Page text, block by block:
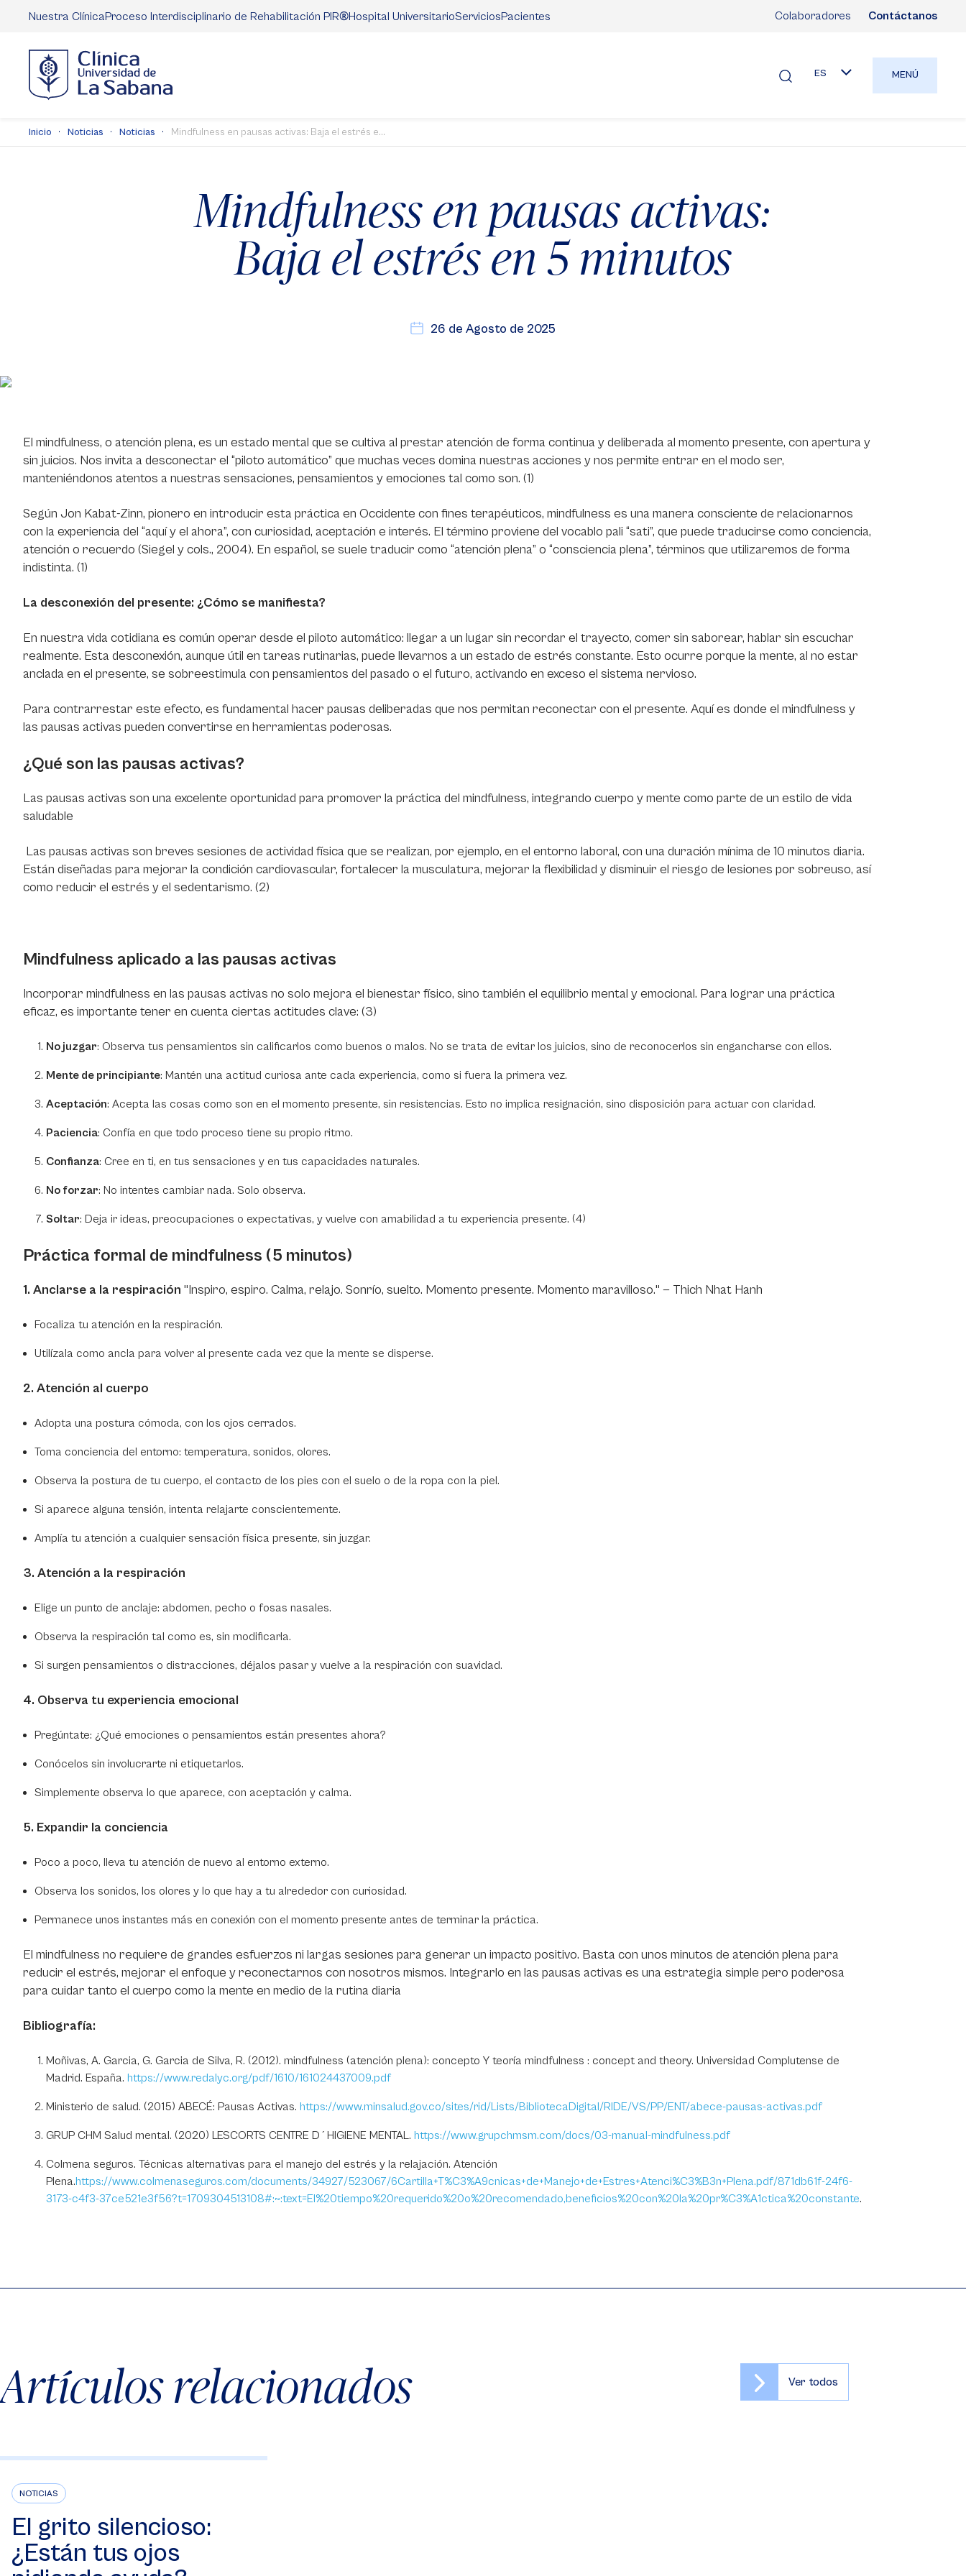
Nuestra ClínicaProceso Interdisciplinario de Rehabilitación PIR®Hospital UniversitarioServiciosPacientes Colaboradores Contáctanos
ES MENÚ
Inicio Noticias Noticias Mindfulness en pausas activas: Baja el estrés e...
Mindfulness en pausas activas:
Baja el estrés en 5 minutos
26 de Agosto de 2025
El mindfulness, o atención plena, es un estado mental que se cultiva al prestar atención de forma continua y deliberada al momento presente, con apertura y
sin juicios. Nos invita a desconectar el “piloto automático” que muchas veces domina nuestras acciones y nos permite entrar en el modo ser,
manteniéndonos atentos a nuestras sensaciones, pensamientos y emociones tal como son. (1)
Según Jon Kabat-Zinn, pionero en introducir esta práctica en Occidente con fines terapéuticos, mindfulness es una manera consciente de relacionarnos
con la experiencia del “aquí y el ahora”, con curiosidad, aceptación e interés. El término proviene del vocablo pali “sati”, que puede traducirse como conciencia,
atención o recuerdo (Siegel y cols., 2004). En español, se suele traducir como “atención plena” o “consciencia plena”, términos que utilizaremos de forma
indistinta. (1)
La desconexión del presente: ¿Cómo se manifiesta?
En nuestra vida cotidiana es común operar desde el piloto automático: llegar a un lugar sin recordar el trayecto, comer sin saborear, hablar sin escuchar
realmente. Esta desconexión, aunque útil en tareas rutinarias, puede llevarnos a un estado de estrés constante. Esto ocurre porque la mente, al no estar
anclada en el presente, se sobreestimula con pensamientos del pasado o el futuro, activando en exceso el sistema nervioso.
Para contrarrestar este efecto, es fundamental hacer pausas deliberadas que nos permitan reconectar con el presente. Aquí es donde el mindfulness y
las pausas activas pueden convertirse en herramientas poderosas.
¿Qué son las pausas activas?
Las pausas activas son una excelente oportunidad para promover la práctica del mindfulness, integrando cuerpo y mente como parte de un estilo de vida
saludable
Las pausas activas son breves sesiones de actividad física que se realizan, por ejemplo, en el entorno laboral, con una duración mínima de 10 minutos diaria.
Están diseñadas para mejorar la condición cardiovascular, fortalecer la musculatura, mejorar la flexibilidad y disminuir el riesgo de lesiones por sobreuso, así
como reducir el estrés y el sedentarismo. (2)
Mindfulness aplicado a las pausas activas
Incorporar mindfulness en las pausas activas no solo mejora el bienestar físico, sino también el equilibrio mental y emocional. Para lograr una práctica
eficaz, es importante tener en cuenta ciertas actitudes clave: (3)
No juzgar: Observa tus pensamientos sin calificarlos como buenos o malos. No se trata de evitar los juicios, sino de reconocerlos sin engancharse con ellos.
Mente de principiante: Mantén una actitud curiosa ante cada experiencia, como si fuera la primera vez.
Aceptación: Acepta las cosas como son en el momento presente, sin resistencias. Esto no implica resignación, sino disposición para actuar con claridad.
Paciencia: Confía en que todo proceso tiene su propio ritmo.
Confianza: Cree en ti, en tus sensaciones y en tus capacidades naturales.
No forzar: No intentes cambiar nada. Solo observa.
Soltar: Deja ir ideas, preocupaciones o expectativas, y vuelve con amabilidad a tu experiencia presente. (4)
Práctica formal de mindfulness (5 minutos)
1. Anclarse a la respiración "Inspiro, espiro. Calma, relajo. Sonrío, suelto. Momento presente. Momento maravilloso." — Thich Nhat Hanh
Focaliza tu atención en la respiración.
Utilízala como ancla para volver al presente cada vez que la mente se disperse.
2. Atención al cuerpo
Adopta una postura cómoda, con los ojos cerrados.
Toma conciencia del entorno: temperatura, sonidos, olores.
Observa la postura de tu cuerpo, el contacto de los pies con el suelo o de la ropa con la piel.
Si aparece alguna tensión, intenta relajarte conscientemente.
Amplía tu atención a cualquier sensación física presente, sin juzgar.
3. Atención a la respiración
Elige un punto de anclaje: abdomen, pecho o fosas nasales.
Observa la respiración tal como es, sin modificarla.
Si surgen pensamientos o distracciones, déjalos pasar y vuelve a la respiración con suavidad.
4. Observa tu experiencia emocional
Pregúntate: ¿Qué emociones o pensamientos están presentes ahora?
Conócelos sin involucrarte ni etiquetarlos.
Simplemente observa lo que aparece, con aceptación y calma.
5. Expandir la conciencia
Poco a poco, lleva tu atención de nuevo al entorno externo.
Observa los sonidos, los olores y lo que hay a tu alrededor con curiosidad.
Permanece unos instantes más en conexión con el momento presente antes de terminar la práctica.
El mindfulness no requiere de grandes esfuerzos ni largas sesiones para generar un impacto positivo. Basta con unos minutos de atención plena para
reducir el estrés, mejorar el enfoque y reconectarnos con nosotros mismos. Integrarlo en las pausas activas es una estrategia simple pero poderosa
para cuidar tanto el cuerpo como la mente en medio de la rutina diaria
Bibliografía:
Moñivas, A. Garcia, G. Garcia de Silva, R. (2012). mindfulness (atención plena): concepto Y teoría mindfulness : concept and theory. Universidad Complutense de
Madrid. España. https://www.redalyc.org/pdf/1610/161024437009.pdf
Ministerio de salud. (2015) ABECÉ: Pausas Activas. https://www.minsalud.gov.co/sites/rid/Lists/BibliotecaDigital/RIDE/VS/PP/ENT/abece-pausas-activas.pdf
GRUP CHM Salud mental. (2020) LESCORTS CENTRE D´HIGIENE MENTAL. https://www.grupchmsm.com/docs/03-manual-mindfulness.pdf
Colmena seguros. Técnicas alternativas para el manejo del estrés y la relajación. Atención
Plena.https://www.colmenaseguros.com/documents/34927/523067/6Cartilla+T%C3%A9cnicas+de+Manejo+de+Estres+Atenci%C3%B3n+Plena.pdf/871db61f-24f6-
3173-c4f3-37ce521e3f56?t=1709304513108#:~:text=El%20tiempo%20requerido%20o%20recomendado,beneficios%20con%20la%20pr%C3%A1ctica%20constante.
Artículos relacionados Ver todos
NOTICIAS
El grito silencioso:
¿Están tus ojos